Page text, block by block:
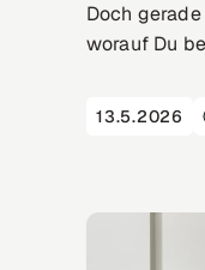
Doch
worauf Du
13.5.2026